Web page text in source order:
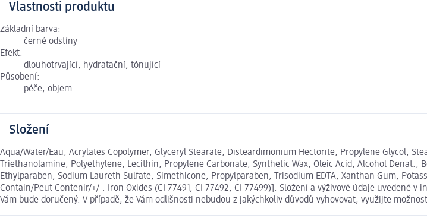
Vlastnosti produktu
Základní barva:
černé odstíny
Efekt:
dlouhotrvající, hydratační, tónující
Působení:
péče, objem
Složení
Aqua/Water/Eau, Acrylates Copolymer, Glyceryl Stearate, Disteardimonium Hectorite, Propylene Glycol,
Triethanolamine, Polyethylene, Lecithin, Propylene Carbonate, Synthetic Wax, Oleic Acid, Alcohol
Ethylparaben, Sodium Laureth Sulfate, Simethicone, Propylparaben, Trisodium EDTA, Xanthan Gum,
Contain/Peut Contenir/+/-: Iron Oxides (CI 77491, CI 77492, CI 77499)]. Složení a výživové údaje
Vám bude doručený. V případě, že Vám odlišnosti nebudou z jakýchkoliv důvodů vyhovovat, využijte